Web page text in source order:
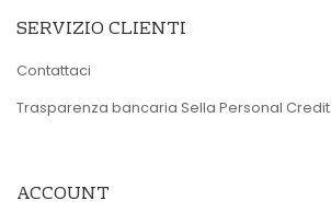
SERVIZIO CLIENTI
Contattaci
Trasparenza bancaria Sella Personal Credit
ACCOUNT